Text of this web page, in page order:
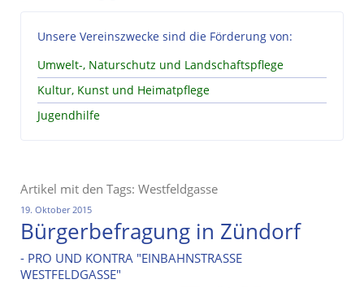
Unsere Vereinszwecke sind die Förderung von:
Umwelt-, Naturschutz und Landschaftspflege
Kultur, Kunst und Heimatpflege
Jugendhilfe
Artikel mit den Tags: Westfeldgasse
19. Oktober 2015
Bürgerbefragung in Zündorf
- PRO UND KONTRA "EINBAHNSTRASSE W
ESTFELDGASSE"